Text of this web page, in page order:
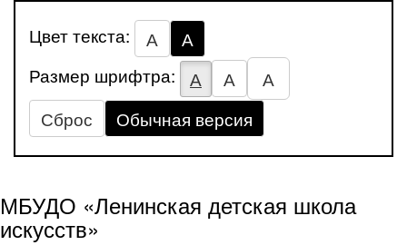
Цвет текста: А
А
Размер шрифтра:
А А
А
Сброс
Обычная версия
МБУДО «Ленинская детская школа
искусств»